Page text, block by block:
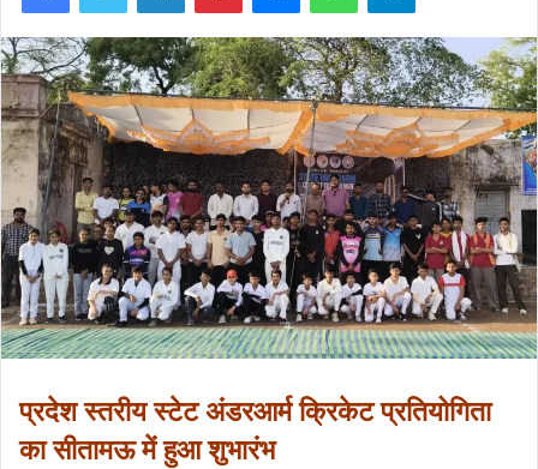
प्रदेश स्तरीय स्टेट अंडरआर्म क्रिकेट प्रतियोगिता
का सीतामऊ में हुआ शुभारंभ